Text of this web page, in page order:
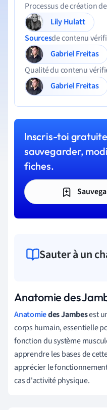
Processus de création
Lily Hulatt
Sourcesde contenu
Gabriel Freitas
Qualité du contenu
Gabriel Freitas
Inscris-toi
sauvegarder,
fiches.
Sauter à un
Anatomie des
Anatomiedes Jambesest
corps humain, essentielle
fonction du système
apprendre les bases de
apprécier le
cas d'activité physique.